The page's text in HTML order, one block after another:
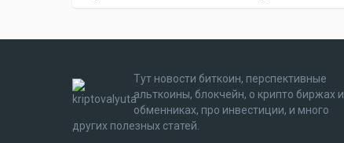
Тут новости биткоин, перспективные
альткоины, блокчейн, о крипто биржах и
обменниках, про инвестиции, и много
других полезных статей.